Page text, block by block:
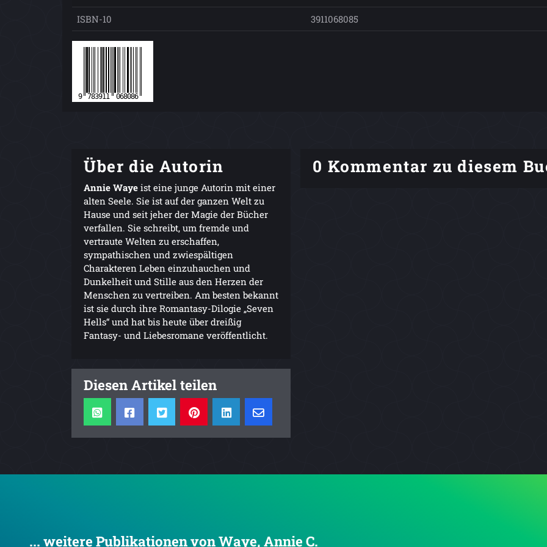
ISBN-10
3911068085
Über die Autorin
Annie Waye ist eine junge Autorin mit einer
alten Seele. Sie ist auf der ganzen Welt zu
Hause und seit jeher der Magie der Bücher
verfallen. Sie schreibt, um fremde und
vertraute Welten zu erschaffen,
sympathischen und zwiespältigen
Charakteren Leben einzuhauchen und
Dunkelheit und Stille aus den Herzen der
Menschen zu vertreiben. Am besten bekannt
ist sie durch ihre Romantasy-Dilogie „Seven
Hells“ und hat bis heute über dreißig
Fantasy- und Liebesromane veröffentlicht.
Diesen Artikel teilen
0 Kommentar zu diesem
... weitere Publikationen von Waye, Annie C.